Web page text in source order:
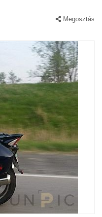
Megosztás